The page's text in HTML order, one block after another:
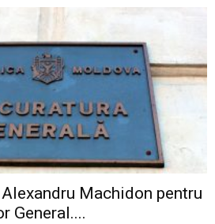
Machidon pentru
General....